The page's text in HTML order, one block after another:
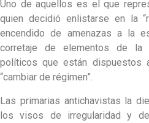
Uno de aquellos es el que
quien decidió enlistarse en la
encendido de amenazas a la
corretaje de elementos de la
políticos que están dispuestos
“cambiar de régimen”.
Las primarias antichavistas la
los visos de irregularidad y